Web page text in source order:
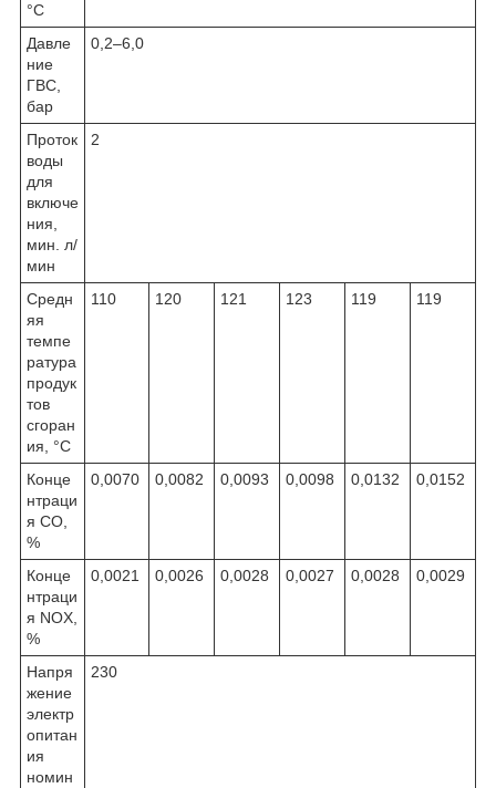
°C
Давле
ние
ГВС,
бар
0,2–6,0
Проток
воды
для
включе
ния,
мин. л/
мин
2
Средн
яя
темпе
ратура
продук
тов
сгоран
ия, °C
110 120 121 123 119 119
Конце
нтраци
я СО,
%
0,0070 0,0082 0,0093 0,0098 0,0132 0,0152
Конце
нтраци
я NOX,
%
0,0021 0,0026 0,0028 0,0027 0,0028 0,0029
Напря
жение
электр
опитан
ия
номин
230